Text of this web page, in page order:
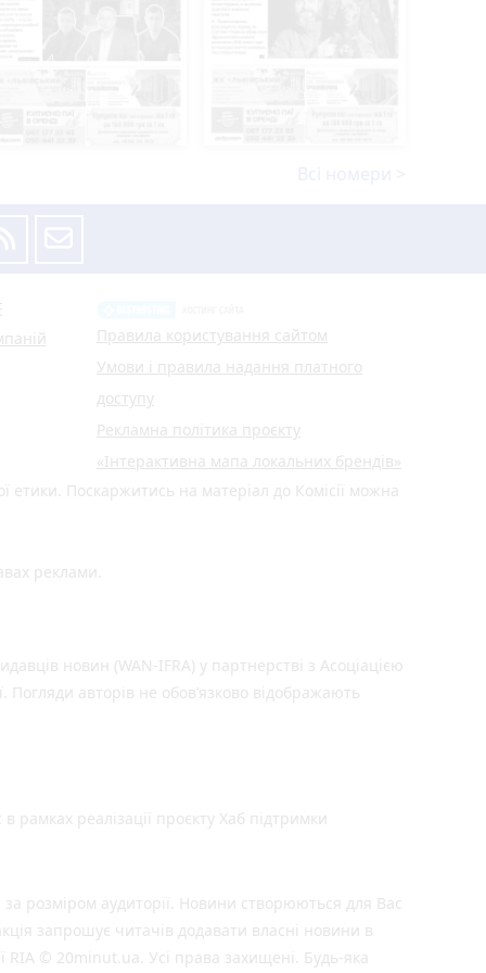
Правила користування сайтом
Умови і правила надання платного
доступу
Рекламна політика проєкту
«Інтерактивна мапа локальних брендів»
етики. Поскаржитись на матеріал до Комісії можна
реклами.
новин (WAN-IFRA) у партнерстві з Асоціацією
Погляди авторів не обов’язково відображають
рамках реалізації проєкту Хаб підтримки
розміром аудиторії. Новини створюються для Вас
запрошує читачів додавати власні новини в
RIA © 20minut.ua. Усі права захищені. Будь-яка